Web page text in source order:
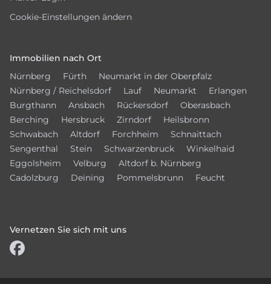
Cookie-Einstellungen ändern
Immobilien nach Ort
Nürnberg
Fürth
Neumarkt in der Oberpfalz
Nürnberg / Reichelsdorf
Lauf Neumarkt
Erlangen
Burgthann
Ansbach Rückersdorf
Oberasbach
Berching
Hersbruck Zirndorf
Heilsbronn
Schwabach
Altdorf Forchheim
Schnaittach
Sengenthal
Stein Schwarzenbruck
Winkelhaid
Eggolsheim
Velburg
Altdorf b. Nürnberg
Cadolzburg
Deining Pommelsbrunn Feucht
Vernetzen Sie sich mit uns